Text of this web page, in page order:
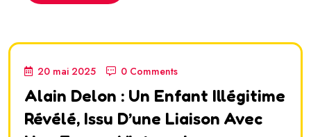
20 mai 2025 0 Comments
Alain Delon : Un Enfant Illégitime
Révélé, Issu D’une Liaison Avec